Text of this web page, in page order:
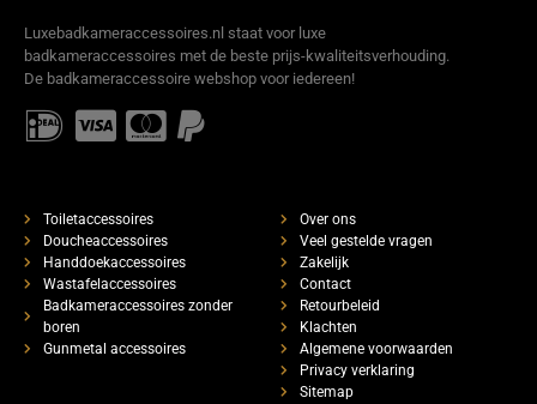
Luxebadkameraccessoires.nl staat voor luxe
badkameraccessoires met de beste prijs-kwaliteitsverhouding.
De badkameraccessoire webshop voor iedereen!
Toiletaccessoires
Doucheaccessoires
Handdoekaccessoires
Wastafelaccessoires
Badkameraccessoires zonder
boren
Gunmetal accessoires
Over ons
Veel gestelde vragen
Zakelijk
Contact
Retourbeleid
Klachten
Algemene voorwaarden
Privacy verklaring
Sitemap